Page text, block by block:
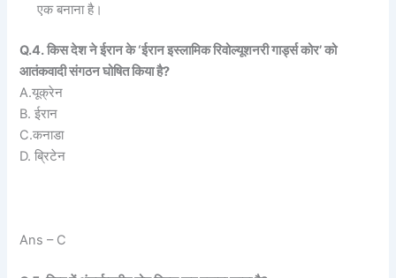
एक बनाना है।
Q.4. किस देश ने ईरान के ‘ईरान इस्लामिक रिवोल्यूशनरी गार्ड्स कोर’ को
आतंकवादी संगठन घोषित किया है?
A.यूक्रेन
B. ईरान
C.कनाडा
D. ब्रिटेन
Ans – C